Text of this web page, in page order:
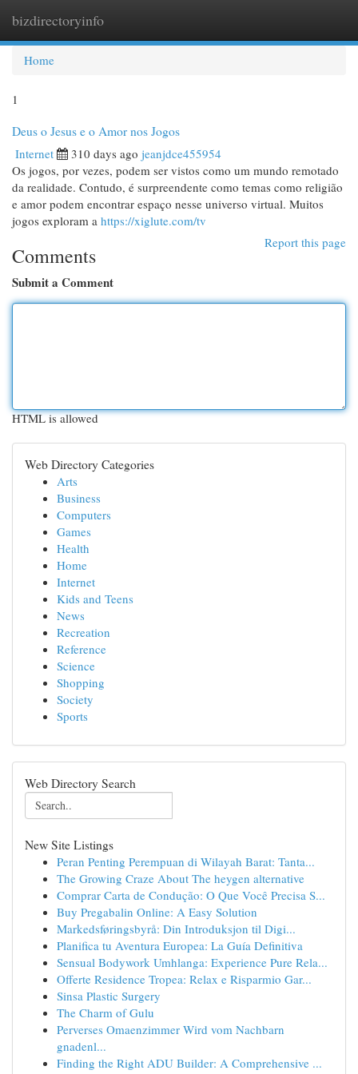
bizdirectoryinfo
Home
1
Deus o Jesus e o Amor nos Jogos
Internet 310 days ago jeanjdce455954
Os jogos, por vezes, podem ser vistos como um mundo remotado
da realidade. Contudo, é surpreendente como temas como religião
e amor podem encontrar espaço nesse universo virtual. Muitos
jogos exploram a https://xiglute.com/tv
Report this page
Comments
Submit a Comment
HTML is allowed
Web Directory Categories
Arts
Business
Computers
Games
Health
Home
Internet
Kids and Teens
News
Recreation
Reference
Science
Shopping
Society
Sports
Web Directory Search
New Site Listings
Peran Penting Perempuan di Wilayah Barat: Tanta...
The Growing Craze About The heygen alternative
Comprar Carta de Condução: O Que Você Precisa S...
Buy Pregabalin Online: A Easy Solution
Markedsføringsbyrå: Din Introduksjon til Digi...
Planifica tu Aventura Europea: La Guía Definitiva
Sensual Bodywork Umhlanga: Experience Pure Rela...
Offerte Residence Tropea: Relax e Risparmio Gar...
Sinsa Plastic Surgery
The Charm of Gulu
Perverses Omaenzimmer Wird vom Nachbarn
gnadenl...
Finding the Right ADU Builder: A Comprehensive ...